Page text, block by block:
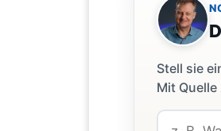
Stell sie
Mit